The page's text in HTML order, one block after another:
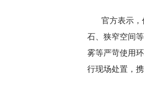
官方表示
石、狭窄空间
雾等严苛使用
行现场处置，